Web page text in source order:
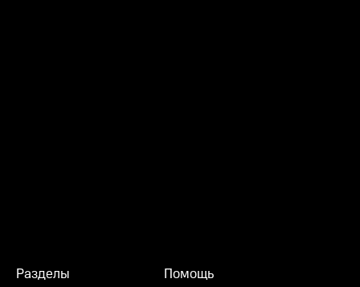
Разделы Помощь